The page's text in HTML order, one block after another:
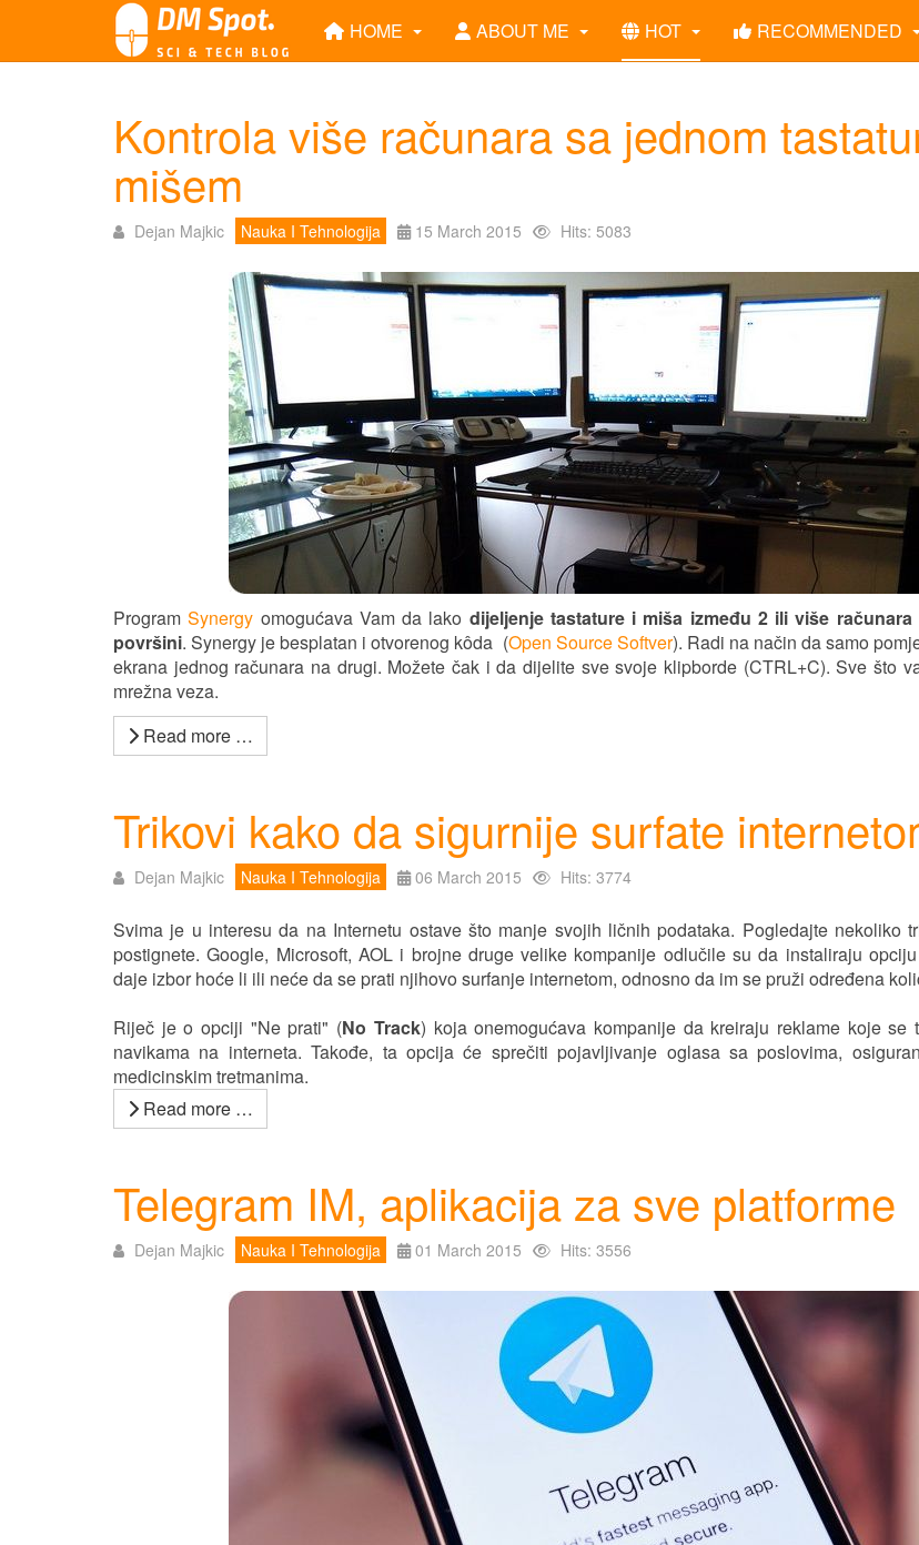
HOME ABOUT ME HOT RECOMMENDED
Kontrola više računara sa jednom
mišem
Dejan Majkic Nauka I Tehnologija 15 March 2015 Hits: 5083
ProgramSynergy omogućava Vam da lako dijeljenje tastature i miša između 2 ili više
površini. Synergy je besplatan i otvorenog kôda (Open Source Softver). Radi na način da samo
ekrana jednog računara na drugi. Možete čak i da dijelite sve svoje klipborde (CTRL+C). Sve što
mrežna veza.
Read more …
Trikovi kako da sigurnije surfate
Dejan Majkic Nauka I Tehnologija 06 March 2015 Hits: 3774
Svima je u interesu da na Internetu ostave što manje svojih ličnih podataka. Pogledajte nekoliko
postignete. Google, Microsoft, AOL i brojne druge velike kompanije odlučile su da instaliraju
daje izbor hoće li ili neće da se prati njihovo surfanje internetom, odnosno da im se pruži određena
Riječ je o opciji "Ne prati" (No Track) koja onemogućava kompanije da kreiraju reklame koje se
navikama na interneta. Takođe, ta opcija će sprečiti pojavljivanje oglasa sa poslovima,
medicinskim tretmanima.
Read more …
Telegram IM, aplikacija za sve platforme
Dejan Majkic Nauka I Tehnologija 01 March 2015 Hits: 3556